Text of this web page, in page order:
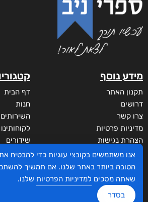
מידע נוסף
תקנון האתר
דרושים
צרו קשר
מדיניות פרטיות
הצהרת נגישות
לקוחות
סביבת סופר
איזור אישי
דף הבית
חנות
שידורים
מי אנחנו?
אנו משתמשים בקובצי עוגיות כדי להבטיח
הטובה ביותר באתר שלנו. אם תמשיך
שאתה מסכים למדיניות הפרטיות שלנו.
בסדר